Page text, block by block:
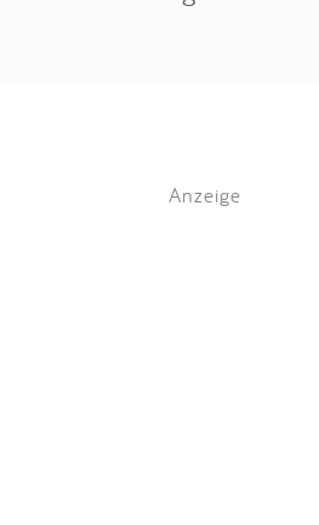
Anzeige